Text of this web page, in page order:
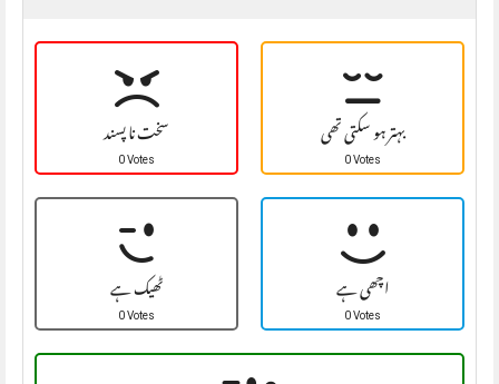
سخت نا پسند
0 Votes بہتر ہو سکتی تھی
0 Votes
ٹھیک ہے
0 Votes اچھی ہے
0 Votes